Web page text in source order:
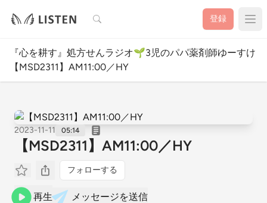
検索 登録
『心を耕す』処方せんラジオ🌱3児のパパ薬剤師ゆーすけ
【MSD2311】AM11:00／HY
2023-11-11 05:14
【MSD2311】AM11:00／HY
フォローする
再生 メッセージを送信